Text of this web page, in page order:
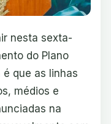
nesta sexta-
do Plano
que as linhas
médios e
na